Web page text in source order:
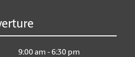
9:00 am - 6:30 pm